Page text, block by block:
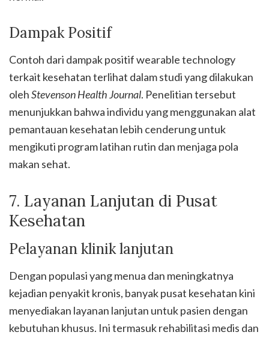
Dampak Positif
Contoh dari dampak positif wearable technology
terkait kesehatan terlihat dalam studi yang dilakukan
olehStevenson Health Journal. Penelitian tersebut
menunjukkan bahwa individu yang menggunakan alat
pemantauan kesehatan lebih cenderung untuk
mengikuti program latihan rutin dan menjaga pola
makan sehat.
7. Layanan Lanjutan di Pusat
Kesehatan
Pelayanan klinik lanjutan
Dengan populasi yang menua dan meningkatnya
kejadian penyakit kronis, banyak pusat kesehatan kini
menyediakan layanan lanjutan untuk pasien dengan
kebutuhan khusus. Ini termasuk rehabilitasi medis dan